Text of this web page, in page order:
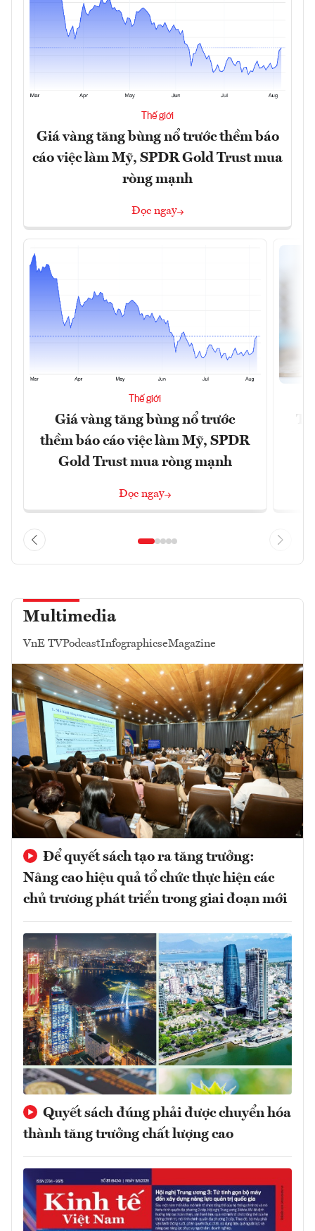
Thế giới
Giá vàng tăng bùng nổ trước thềm báo
cáo việc làm Mỹ, SPDR Gold Trust mua
ròng mạnh
Đọc ngay
Thế giới
Giá vàng tăng bùng nổ trước
thềm báo cáo việc làm Mỹ, SPDR
Gold Trust mua ròng mạnh
Đọc ngay
Multimedia
VnE TVPodcastInfographicseMagazine
Để quyết sách tạo ra tăng trưởng:
Nâng cao hiệu quả tổ chức thực hiện các
chủ trương phát triển trong giai đoạn mới
Quyết sách đúng phải được chuyển hóa
thành tăng trưởng chất lượng cao